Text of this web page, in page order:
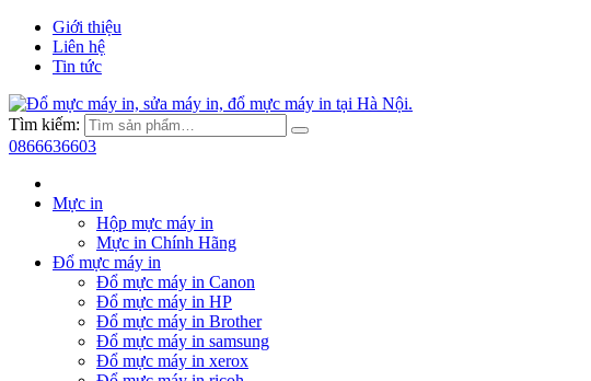
Giới thiệu
Liên hệ
Tin tức
Tìm kiếm:
0866636603
Mực in
Hộp mực máy in
Mực in Chính Hãng
Đổ mực máy in
Đổ mực máy in Canon
Đổ mực máy in HP
Đổ mực máy in Brother
Đổ mực máy in samsung
Đổ mực máy in xerox